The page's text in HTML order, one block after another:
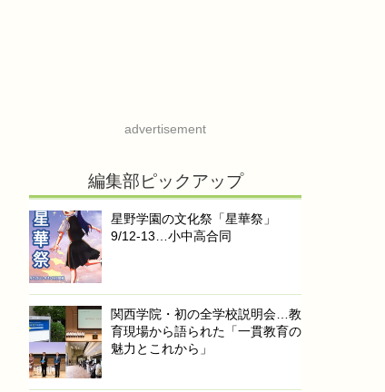
advertisement
編集部ピックアップ
星野学園の文化祭「星華祭」
9/12-13…小中高合同
関西学院・初の全学校説明会…教
育現場から語られた「一貫教育の
魅力とこれから」